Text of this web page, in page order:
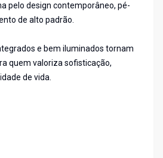
pelo design contemporâneo, pé-
de alto padrão.
e bem iluminados tornam
quem valoriza sofisticação,
de vida.